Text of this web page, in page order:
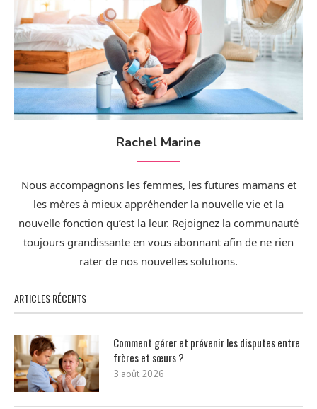
Rachel Marine
Nous accompagnons les femmes, les futures mamans et
les mères à mieux appréhender la nouvelle vie et la
nouvelle fonction qu’est la leur. Rejoignez la communauté
toujours grandissante en vous abonnant afin de ne rien
rater de nos nouvelles solutions.
ARTICLES RÉCENTS
Comment gérer et prévenir les disputes entre
frères et sœurs ?
3 août 2026